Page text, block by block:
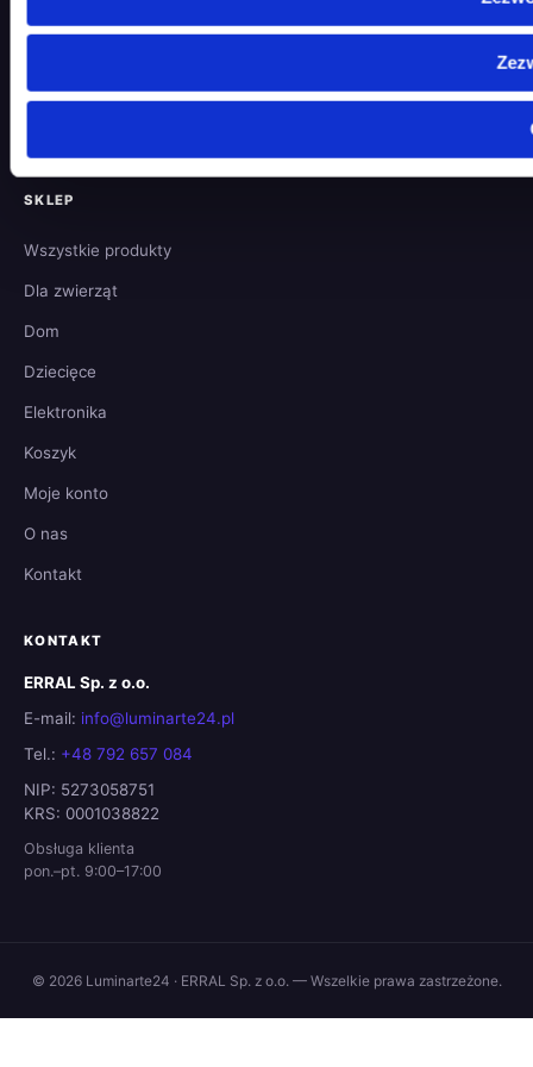
Wysyłka i dostawa
SKLEP
Wszystkie produkty
Dla zwierząt
Dom
Dziecięce
Elektronika
Koszyk
Moje konto
O nas
Kontakt
KONTAKT
ERRAL Sp. z o.o.
E-mail: info@luminarte24.pl
Tel.: +48 792 657 084
NIP: 5273058751
KRS: 0001038822
Obsługa klienta
pon.–pt. 9:00–17:00
© 2026 Luminarte24 · ERRAL Sp. z o.o. — Wszelkie prawa zastrzeżone.